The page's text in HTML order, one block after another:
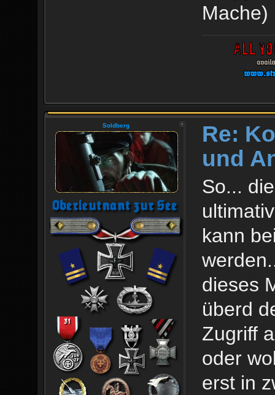
Mache)
Soldberg
Re:
und
So...
kann
dieses
überd
Zugriff
oder
erst in